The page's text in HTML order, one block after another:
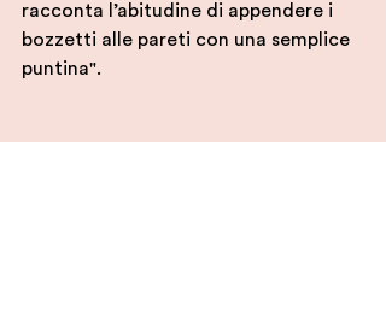
racconta l’abitudine di appendere i
bozzetti alle pareti con una semplice
puntina".